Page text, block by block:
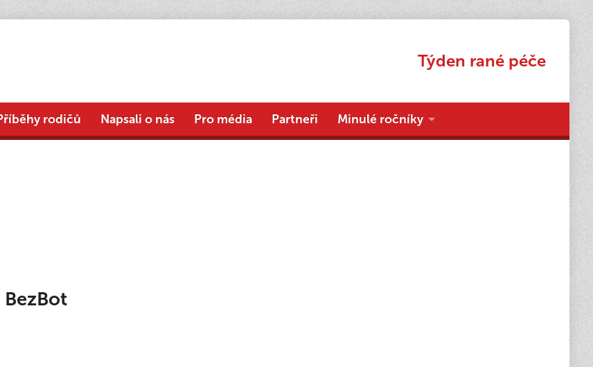
Týden rané péče
rodičů Napsali o nás Pro média Partneři Minulé ročníky